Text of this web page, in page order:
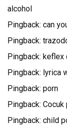
alcohol
Pingback: can
Pingback:
Pingback: keflex
Pingback: lyrica
Pingback: porn
Pingback: Cocuk
Pingback: child